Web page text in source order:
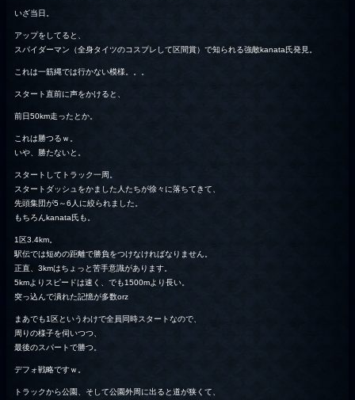
いざ当日。
アップをしてると、
スパイダーマン（全身タイツのコスプレして区間賞）で知られる強敵kanata氏発見。
これは一筋縄では行かない模様。。。
スタート直前に声をかけると、
前日50km走ったとか。
これは勝つるｗ。
いや、勝たないと。
スタートしてトラック一周。
スタートダッシュをかました人たちが徐々に落ちてきて、
先頭集団が5～6人に絞られました。
もちろんkanata氏も。
1区3.4km。
駅伝では短めの距離で勝負をつけなければなりません。
正直、3kmはちょっと苦手意識があります。
5kmよりスピードは速く、でも1500mより長い。
突っ込んで潰れた記憶が多数orz
まあでも1区というわけで全員同時スタートなので、
周りの様子を伺いつつ、
最後のスパートで勝つ。
デフォ戦略ですｗ。
トラックから公園、そして公園外周に出ると道が狭くて、